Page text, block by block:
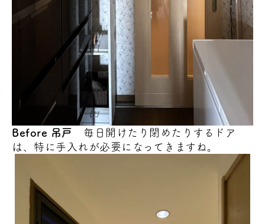
Before 吊戸 毎日開けたり閉めたりするドア
は、特に手入れが必要になってきますね。